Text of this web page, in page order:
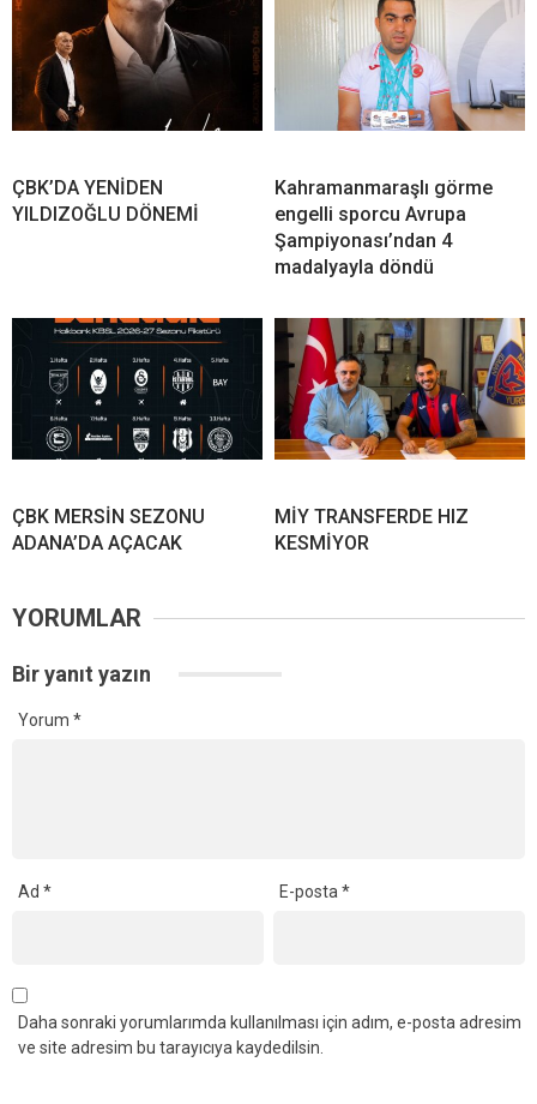
ÇBK’DA YENİDEN
YILDIZOĞLU DÖNEMİ
Kahramanmaraşlı görme
engelli sporcu Avrupa
Şampiyonası’ndan 4
madalyayla döndü
ÇBK MERSİN SEZONU
ADANA’DA AÇACAK
MİY TRANSFERDE HIZ
KESMİYOR
YORUMLAR
Bir yanıt yazın
Yorum *
Ad * E-posta*
Daha sonraki yorumlarımda kullanılması için adım, e-posta adresim
ve site adresim bu tarayıcıya kaydedilsin.